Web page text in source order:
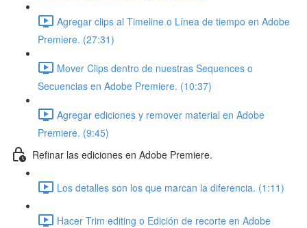
Agregar clips al Timeline o Línea de tiempo en Adobe
Premiere. (27:31)
Mover Clips dentro de nuestras Sequences o
Secuencias en Adobe Premiere. (10:37)
Agregar ediciones y remover material en Adobe
Premiere. (9:45)
Refinar las ediciones en Adobe Premiere.
Los detalles son los que marcan la diferencia. (1:11)
Hacer Trim editing o Edición de recorte en Adobe